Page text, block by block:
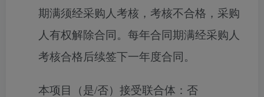
期满须经采购人考核，考核不合格，采购
人有权解除合同。每年合同期满经采购人
考核合格后续签下一年度合同。
本项目（是/否）接受联合体： 否